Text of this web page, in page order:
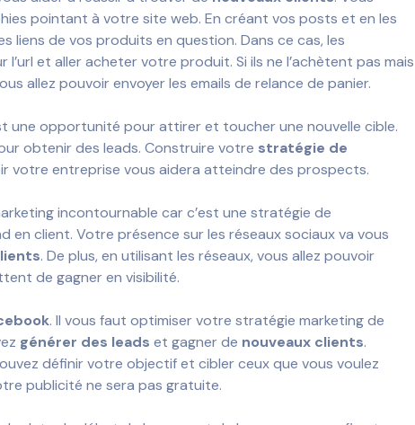
pointant à votre site web. En créant vos posts et en les
liens de vos produits en question. Dans ce cas, les
et aller acheter votre produit. Si ils ne l’achètent pas mais
allez pouvoir envoyer les emails de relance de panier.
une opportunité pour attirer et toucher une nouvelle cible.
obtenir des leads. Construire votre stratégie de
votre entreprise vous aidera atteindre des prospects.
incontournable car c’est une stratégie de
en client. Votre présence sur les réseaux sociaux va vous
. De plus, en utilisant les réseaux, vous allez pouvoir
de gagner en visibilité.
. Il vous faut optimiser votre stratégie marketing de
générer des leads et gagner de nouveaux clients.
définir votre objectif et cibler ceux que vous voulez
publicité ne sera pas gratuite.